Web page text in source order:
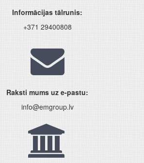
Informācijas tālrunis:
+371 29400808
Raksti mums uz e-pastu:
info@emgroup.lv